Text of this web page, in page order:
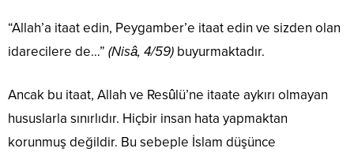
“Allah’a itaat edin, Peygamber’e itaat edin ve sizden olan
idarecilere de…” (Nisâ, 4/59) buyurmaktadır.
Ancak bu itaat, Allah ve Resûlü’ne itaate aykırı olmayan
hususlarla sınırlıdır. Hiçbir insan hata yapmaktan
korunmuş değildir. Bu sebeple İslam düşünce